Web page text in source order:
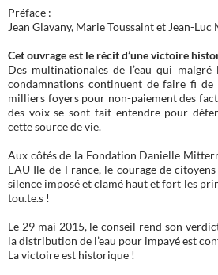
Préface :
Jean Glavany, Marie Toussaint et Jean-Luc
Cet ouvrage est le récit d’une victoire
Des multinationales de l’eau qui
condamnations continuent de faire fi de
milliers foyers pour non-paiement des
des voix se sont fait entendre pour
cette source de vie.
Aux côtés de la Fondation Danielle
EAU Ile-de-France, le courage de
silence imposé et clamé haut et fort les
tou.te.s !
Le 29 mai 2015, le conseil rend son
la distribution de l’eau pour impayé est
La victoire est historique !